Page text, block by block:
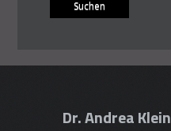
Dr. Andrea Klein